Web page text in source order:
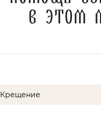
в этом
Крещение